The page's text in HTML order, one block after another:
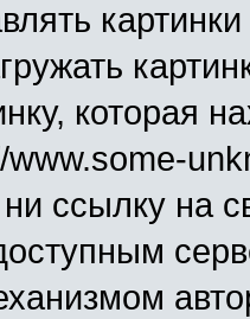
которая
ссылку на